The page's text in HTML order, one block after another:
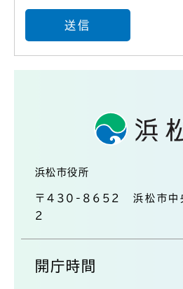
浜松市役所
〒430-8652 浜松市中
2
開庁時間